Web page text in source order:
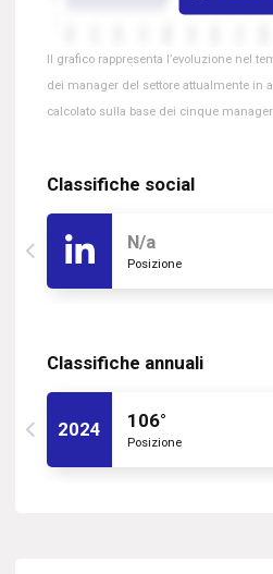
Il grafico rappresenta l’evoluzione nel
dei manager del settore attualmente in
calcolato sulla base dei cinque
Classifiche social
N/a
Posizione
Classifiche annuali
2024 106°
Posizione